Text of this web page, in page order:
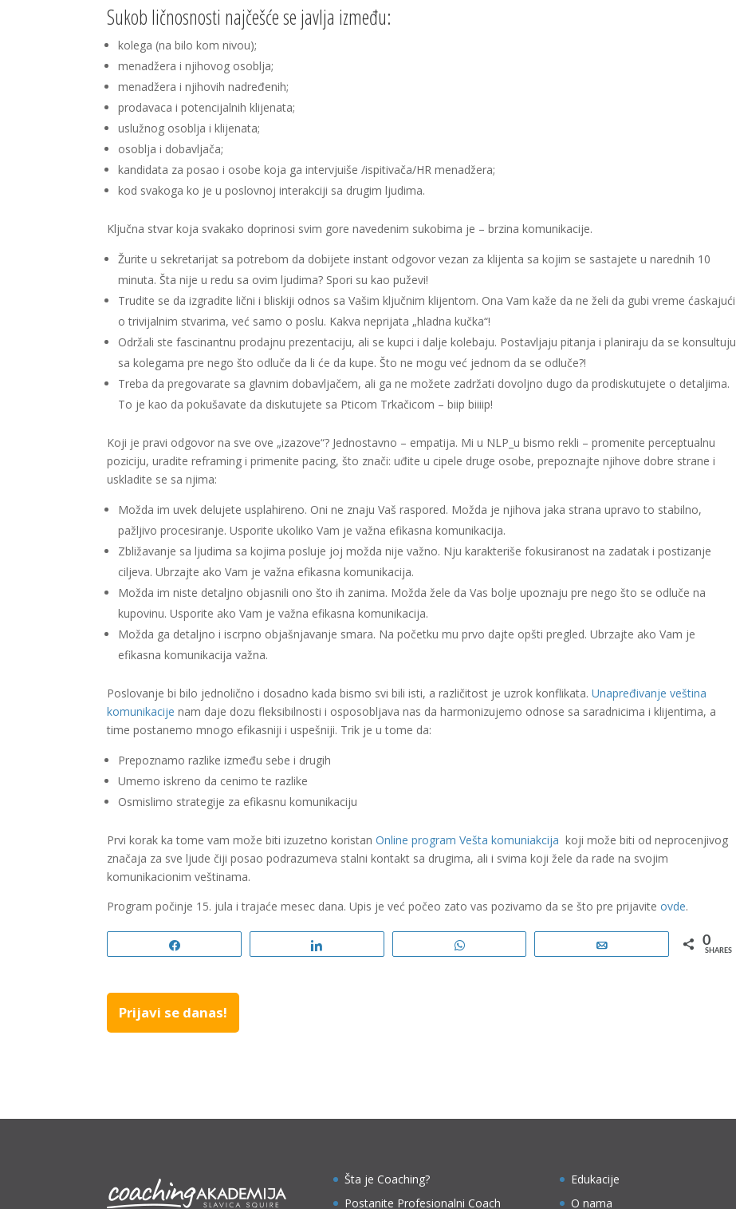
Sukob ličnosnosti najčešće se javlja između:
kolega (na bilo kom nivou);
menadžera i njihovog osoblja;
menadžera i njihovih nadređenih;
prodavaca i potencijalnih klijenata;
uslužnog osoblja i klijenata;
osoblja i dobavljača;
kandidata za posao i osobe koja ga intervjuiše /ispitivača/HR menadžera;
kod svakoga ko je u poslovnoj interakciji sa drugim ljudima.
Ključna stvar koja svakako doprinosi svim gore navedenim sukobima je – brzina komunikacije.
Žurite u sekretarijat sa potrebom da dobijete instant odgovor vezan za klijenta sa kojim se sastajete u narednih 10
minuta. Šta nije u redu sa ovim ljudima? Spori su kao puževi!
Trudite se da izgradite lični i bliskiji odnos sa Vašim ključnim klijentom. Ona Vam kaže da ne želi da gubi vreme ćaskajući
o trivijalnim stvarima, već samo o poslu. Kakva neprijata „hladna kučka“!
Održali ste fascinantnu prodajnu prezentaciju, ali se kupci i dalje kolebaju. Postavljaju pitanja i planiraju da se konsultuju
sa kolegama pre nego što odluče da li će da kupe. Što ne mogu već jednom da se odluče?!
Treba da pregovarate sa glavnim dobavljačem, ali ga ne možete zadržati dovoljno dugo da prodiskutujete o detaljima.
To je kao da pokušavate da diskutujete sa Pticom Trkačicom – biip biiiip!
Koji je pravi odgovor na sve ove „izazove“? Jednostavno – empatija. Mi u NLP_u bismo rekli – promenite perceptualnu
poziciju, uradite reframing i primenite pacing, što znači: uđite u cipele druge osobe, prepoznajte njihove dobre strane i
uskladite se sa njima:
Možda im uvek delujete usplahireno. Oni ne znaju Vaš raspored. Možda je njihova jaka strana upravo to stabilno,
pažljivo procesiranje. Usporite ukoliko Vam je važna efikasna komunikacija.
Zbližavanje sa ljudima sa kojima posluje joj možda nije važno. Nju karakteriše fokusiranost na zadatak i postizanje
ciljeva. Ubrzajte ako Vam je važna efikasna komunikacija.
Možda im niste detaljno objasnili ono što ih zanima. Možda žele da Vas bolje upoznaju pre nego što se odluče na
kupovinu. Usporite ako Vam je važna efikasna komunikacija.
Možda ga detaljno i iscrpno objašnjavanje smara. Na početku mu prvo dajte opšti pregled. Ubrzajte ako Vam je
efikasna komunikacija važna.
Poslovanje bi bilo jednolično i dosadno kada bismo svi bili isti, a različitost je uzrok konflikata.Unapređivanje veština
komunikacije nam daje dozu fleksibilnosti i osposobljava nas da harmonizujemo odnose sa saradnicima i klijentima, a
time postanemo mnogo efikasniji i uspešniji. Trik je u tome da:
Prepoznamo razlike između sebe i drugih
Umemo iskreno da cenimo te razlike
Osmislimo strategije za efikasnu komunikaciju
Prvi korak ka tome vam može biti izuzetno koristanOnline program Vešta komuniakcija koji može biti od neprocenjivog
značaja za sve ljude čiji posao podrazumeva stalni kontakt sa drugima, ali i svima koji žele da rade na svojim
komunikacionim veštinama.
Program počinje 15. jula i trajaće mesec dana. Upis je već počeo zato vas pozivamo da se što pre prijaviteovde.
0
SHARES
Prijavi se danas!
Šta je Coaching?
Postanite Profesionalni Coach
Edukacije
O nama